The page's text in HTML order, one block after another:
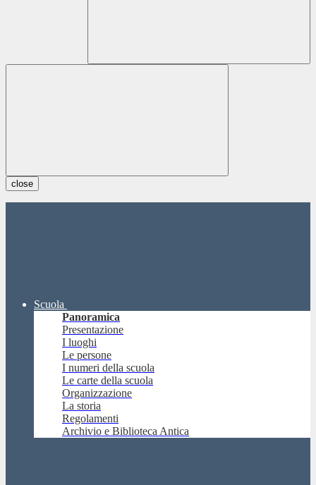
close
Scuola
Panoramica
Presentazione
I luoghi
Le persone
I numeri della scuola
Le carte della scuola
Organizzazione
La storia
Regolamenti
Archivio e Biblioteca Antica